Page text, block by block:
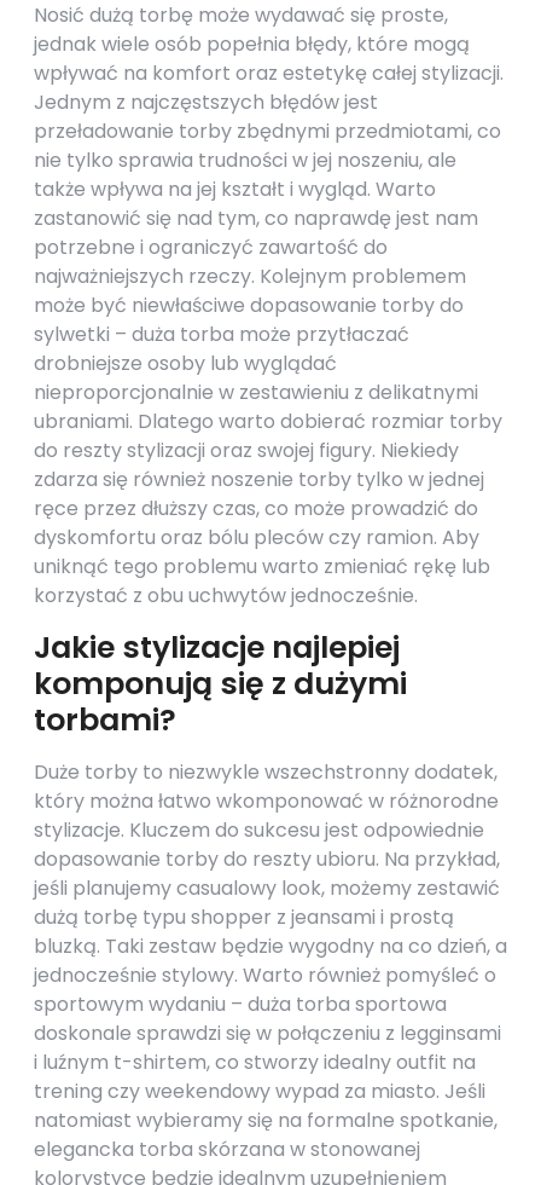
Nosić dużą torbę może wydawać się proste,
jednak wiele osób popełnia błędy, które mogą
wpływać na komfort oraz estetykę całej stylizacji.
Jednym z najczęstszych błędów jest
przeładowanie torby zbędnymi przedmiotami, co
nie tylko sprawia trudności w jej noszeniu, ale
także wpływa na jej kształt i wygląd. Warto
zastanowić się nad tym, co naprawdę jest nam
potrzebne i ograniczyć zawartość do
najważniejszych rzeczy. Kolejnym problemem
może być niewłaściwe dopasowanie torby do
sylwetki – duża torba może przytłaczać
drobniejsze osoby lub wyglądać
nieproporcjonalnie w zestawieniu z delikatnymi
ubraniami. Dlatego warto dobierać rozmiar torby
do reszty stylizacji oraz swojej figury. Niekiedy
zdarza się również noszenie torby tylko w jednej
ręce przez dłuższy czas, co może prowadzić do
dyskomfortu oraz bólu pleców czy ramion. Aby
uniknąć tego problemu warto zmieniać rękę lub
korzystać z obu uchwytów jednocześnie.
Jakie stylizacje najlepiej
komponują się z dużymi
torbami?
Duże torby to niezwykle wszechstronny dodatek,
który można łatwo wkomponować w różnorodne
stylizacje. Kluczem do sukcesu jest odpowiednie
dopasowanie torby do reszty ubioru. Na przykład,
jeśli planujemy casualowy look, możemy zestawić
dużą torbę typu shopper z jeansami i prostą
bluzką. Taki zestaw będzie wygodny na co dzień, a
jednocześnie stylowy. Warto również pomyśleć o
sportowym wydaniu – duża torba sportowa
doskonale sprawdzi się w połączeniu z legginsami
i luźnym t-shirtem, co stworzy idealny outfit na
trening czy weekendowy wypad za miasto. Jeśli
natomiast wybieramy się na formalne spotkanie,
elegancka torba skórzana w stonowanej
kolorystyce będzie idealnym uzupełnieniem